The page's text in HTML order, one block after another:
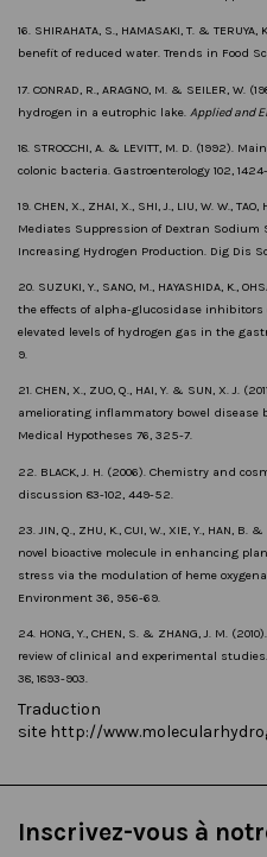
16. SHIRAHATA, S., HAMASAKI, T. &
benefit of reduced water. Trends in Food
17. CONRAD, R., ARAGNO, M. & SEILER,
hydrogen in a eutrophic lake. Applied and
18. STROCCHI, A. & LEVITT, M. D. (1992).
colonic bacteria. Gastroenterology 102,
19. CHEN, X., ZHAI, X., SHI, J., LIU, W. W.,
Mediates Suppression of Dextran
Increasing Hydrogen Production. Dig Dis
20. SUZUKI, Y., SANO, M., HAYASHIDA, K.,
the effects of alpha-glucosidase
elevated levels of hydrogen gas in the
9.
21. CHEN, X., ZUO, Q., HAI, Y. & SUN, X. J.
ameliorating inflammatory bowel disease
Medical Hypotheses 76, 325-7.
22. BLACK, J. H. (2006). Chemistry and
discussion 83-102, 449-52.
23. JIN, Q., ZHU, K., CUI, W., XIE, Y., HAN,
novel bioactive molecule in enhancing
stress via the modulation of heme
Environment 36, 956-69.
24. HONG, Y., CHEN, S. & ZHANG, J. M.
review of clinical and experimental
38, 1893-903.
site http://
Inscrivez-vous à